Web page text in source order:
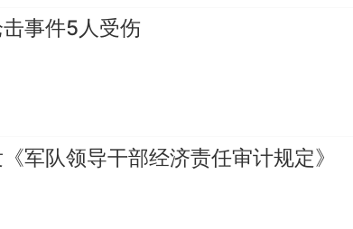
事件5人受伤
军队领导干部经济责任审计规定》